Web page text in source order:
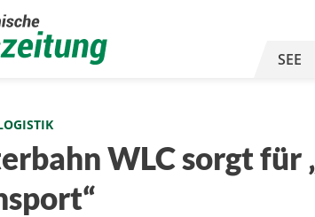
SEE
WLC sorgt für